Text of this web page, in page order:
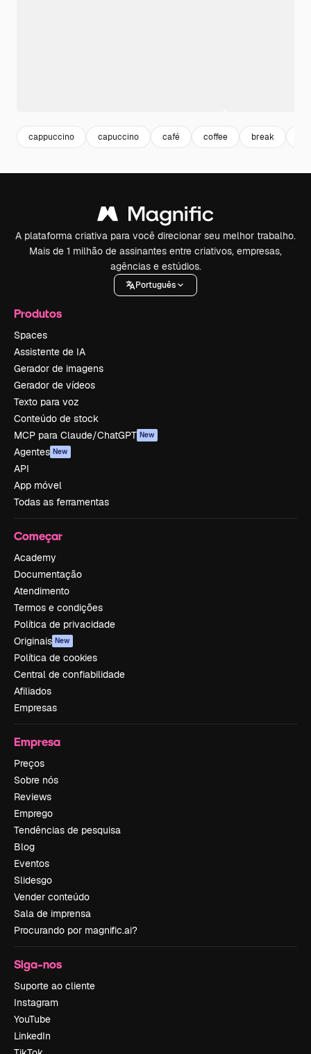
cappuccino capuccino café coffee break
A plataforma criativa para você direcionar seu melhor trabalho.
Mais de 1 milhão de assinantes entre criativos, empresas,
agências e estúdios.
Português
Produtos
Spaces
Assistente de IA
Gerador de imagens
Gerador de vídeos
Texto para voz
Conteúdo de stock
MCP para Claude/ChatGPT New
Agentes New
API
App móvel
Todas as ferramentas
Começar
Academy
Documentação
Atendimento
Termos e condições
Política de privacidade
Originais New
Política de cookies
Central de confiabilidade
Afiliados
Empresas
Empresa
Preços
Sobre nós
Reviews
Emprego
Tendências de pesquisa
Blog
Eventos
Slidesgo
Vender conteúdo
Sala de imprensa
Procurando por magnific.ai?
Siga-nos
Suporte ao cliente
Instagram
YouTube
LinkedIn